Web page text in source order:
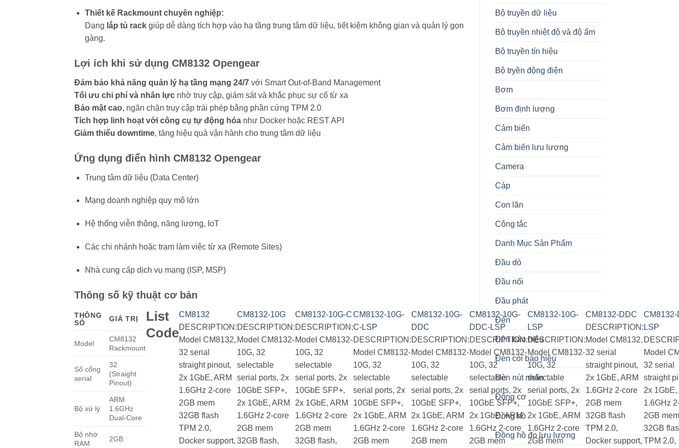
Bộ truyền dữ liệu
Bộ truyền nhiệt độ và độ ẩm
Bộ truyền tín hiệu
Bộ tryền động điện
Bơm
Bơm định lượng
Cảm biến
Cảm biến lưu lượng
Camera
Cáp
Con lăn
Công tắc
Danh Mục Sản Phẩm
Đầu dò
Đầu nối
Đầu phát
Đèn
Đèn báo hiệu
Đèn còi báo hiệu
Đèn nút nhấn
Động cơ
Đồng hồ
Đồng hồ đo lưu lượng
Thiết kế Rackmount chuyên nghiệp:
Dạng lắp tủ rackgiúp dễ dàng tích hợp vào hạ tầng trung tâm dữ liệu, tiết kiệm không gian và quản lý gọn
gàng.
Lợi ích khi sử dụng CM8132 Opengear
Đảm bảo khả năng quản lý hạ tầng mạng 24/7 với Smart Out-of-Band Management
Tối ưu chi phí và nhân lực nhờ truy cập, giám sát và khắc phục sự cố từ xa
Bảo mật cao, ngăn chặn truy cập trái phép bằng phần cứng TPM 2.0
Tích hợp linh hoạt với công cụ tự động hóa như Docker hoặc REST API
Giảm thiểu downtime, tăng hiệu quả vận hành cho trung tâm dữ liệu
Ứng dụng điển hình CM8132 Opengear
Trung tâm dữ liệu (Data Center)
Mạng doanh nghiệp quy mô lớn
Hệ thống viễn thông, năng lượng, IoT
Các chi nhánh hoặc trạm làm việc từ xa (Remote Sites)
Nhà cung cấp dịch vụ mạng (ISP, MSP)
Thông số kỹ thuật cơ bản
THÔNG
SỐ
GIÁ TRỊ
Model
CM8132
Rackmount
Số cổng
serial
32
(Straight
Pinout)
Bộ xử lý
ARM
1.6GHz
Dual-Core
Bộ nhớ
RAM
2GB
List
Code
CM8132
DESCRIPTION:
Model CM8132,
32 serial
straight pinout,
2x 1GbE, ARM
1.6GHz 2-core
2GB mem
32GB flash
TPM 2.0,
Docker support,
CM8132-10G
DESCRIPTION:
Model CM8132-
10G, 32
selectable
serial ports, 2x
10GbE SFP+,
2x 1GbE, ARM
1.6GHz 2-core
2GB mem
32GB flash,
CM8132-10G-C
DESCRIPTION:
Model CM8132-
10G, 32
selectable
serial ports, 2x
10GbE SFP+,
2x 1GbE, ARM
1.6GHz 2-core
2GB mem
32GB flash,
CM8132-10G-
C-LSP
DESCRIPTION:
Model CM8132-
10G, 32
selectable
serial ports, 2x
10GbE SFP+,
2x 1GbE, ARM
1.6GHz 2-core
2GB mem
CM8132-10G-
DDC
DESCRIPTION:
Model CM8132-
10G, 32
selectable
serial ports, 2x
10GbE SFP+,
2x 1GbE, ARM
1.6GHz 2-core
2GB mem
CM8132-10G-
DDC-LSP
DESCRIPTION:
Model CM8132-
10G, 32
selectable
serial ports, 2x
10GbE SFP+,
2x 1GbE, ARM
1.6GHz 2-core
2GB mem
CM8132-10G-
LSP
DESCRIPTION:
Model CM8132-
10G, 32
selectable
serial ports, 2x
10GbE SFP+,
2x 1GbE, ARM
1.6GHz 2-core
2GB mem
CM8132-DDC
DESCRIPTION:
Model CM8132,
32 serial
straight pinout,
2x 1GbE, ARM
1.6GHz 2-core
2GB mem
32GB flash
TPM 2.0,
Docker support,
CM8132-
LSP
Model
32 serial
straight
2x 1GbE,
1.6GHz
2GB mem
32GB
TPM 2.0,